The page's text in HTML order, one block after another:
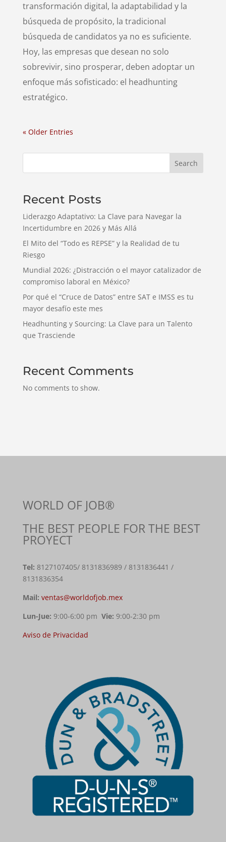
transformación digital, la adaptabilidad y la
búsqueda de propósito, la tradicional
búsqueda de candidatos ya no es suficiente.
Hoy, las empresas que desean no solo
sobrevivir, sino prosperar, deben adoptar un
enfoque más sofisticado: el headhunting
estratégico.
« Older Entries
Search
Recent Posts
Liderazgo Adaptativo: La Clave para Navegar la
Incertidumbre en 2026 y Más Allá
El Mito del “Todo es REPSE” y la Realidad de tu
Riesgo
Mundial 2026: ¿Distracción o el mayor catalizador de
compromiso laboral en México?
Por qué el “Cruce de Datos” entre SAT e IMSS es tu
mayor desafío este mes
Headhunting y Sourcing: La Clave para un Talento
que Trasciende
Recent Comments
No comments to show.
WORLD OF JOB®
THE BEST PEOPLE FOR THE BEST
PROYECT
Tel: 8127107405/ 8131836989 / 8131836441 /
8131836354
Mail: ventas@worldofjob.mex
Lun-Jue: 9:00-6:00 pm Vie: 9:00-2:30 pm
Aviso de Privacidad